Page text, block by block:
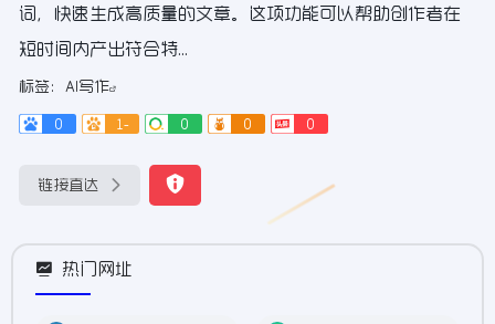
词，快速生成高质量的文章。这项功能可以帮助创作者在
短时间内产出符合特...
标签： AI写作
0 1- 0 0 0
链接直达
热门网址